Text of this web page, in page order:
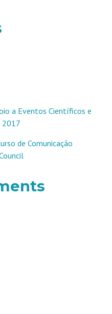
a Eventos Científicos e
2017
de Comunicação